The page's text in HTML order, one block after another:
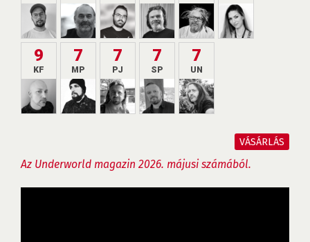
9
KF
7
MP
7
PJ
7
SP
7
UN
VÁSÁRLÁS
Az Underworld magazin 2026. májusi számából.